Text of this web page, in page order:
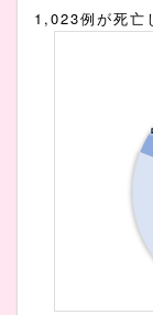
1,023例が死亡